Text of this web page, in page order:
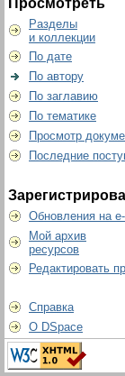
Просмотреть
Разделы
и коллекции
По дате
По автору
По заглавию
По тематике
Просмотр
Последние
Обновления на e-
Мой архив
ресурсов
Редактировать
Справка
О DSpace